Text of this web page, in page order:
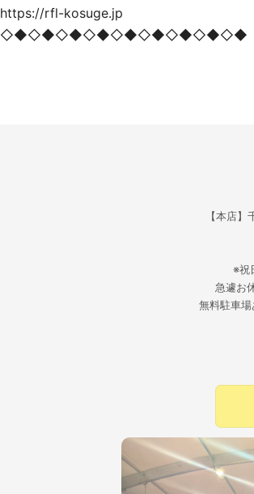
https://rfl-kosuge.jp
◇◆◇◆◇◆◇◆◇◆◇◆◇◆◇◆◇◆
【本店
※祝
急遽お
無料駐車場